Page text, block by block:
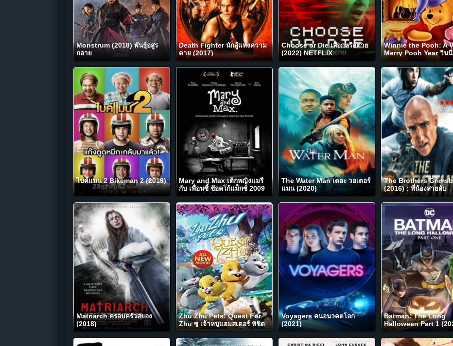
Monstrum (2018) พันธุ์อสูร
กลาย
Death Fighter นักสู้แห่งความ
ตาย (2017)
Choose or Die เลือกหรือตาย
(2022) NETFLIX
Winnie the Pooh: A
Merry Pooh Year วิน
ตอน สวัสดีปีพูห์ 2012
ไบค์แมน 2 Bikeman 2 (2019)
Mary and Max เด็กหญิงแมรี่
กับ เพื่อนซี้ ช้อคโก้แม็กซ์ 2009
The Water Man เดอะ วอเตอร์
แมน (2020)
The Brothers
(2016) : พี่น้องสายลับ
Matriarch ครอบครัวสยอง
(2018)
Zhu Zhu Pets: Quest For
Zhu ซู เจ้าหนูแฮมสเตอร์ พิชิต
Voyagers คนอนาคตโลก
(2021)
Batman: The Long
Halloween Part 1